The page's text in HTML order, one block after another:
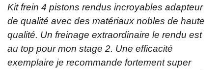
Kit frein 4 pistons rendus incroyables adapteur
de qualité avec des matériaux nobles de haute
qualité. Un freinage extraordinaire le rendu est
au top pour mon stage 2. Une efficacité
exemplaire je recommande fortement super